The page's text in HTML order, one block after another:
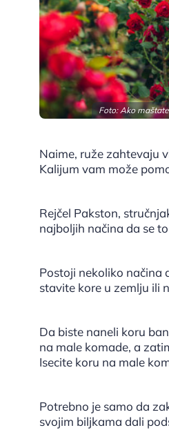
Foto: Ako
Naime, ruže zahtevaju
Kalijum vam može
Rejčel Pakston,
najboljih načina da se
Postoji nekoliko načina
stavite kore u zemlju ili
Da biste naneli koru
na male komade, a
Isecite koru na male
Potrebno je samo da
svojim biljkama dali